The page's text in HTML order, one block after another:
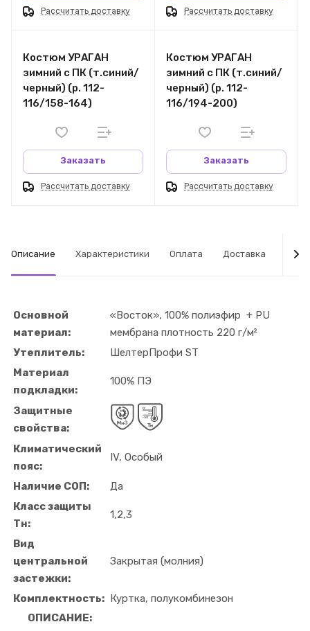
Рассчитать доставку Рассчитать доставку
Костюм УРАГАН
зимний с ПК (т.синий/
черный) (р. 112-
116/158-164)
Заказать
Рассчитать доставку
Костюм УРАГАН
зимний с ПК (т.синий/
черный) (р. 112-
116/194-200)
Заказать
Рассчитать доставку
Описание Характеристики Оплата Доставка
Основной
материал:
«Восток», 100% полиэфир + PU
мембрана плотность 220 г/м²
Утеплитель:
ШелтерПрофи ST
Материал
подкладки:
100% ПЭ
Защитные
свойства:
Климатический
пояс:
IV, Особый
Наличие СОП:
Да
Класс защиты
Тн:
1,2,3
Вид
центральной
застежки:
Закрытая (молния)
Комплектность: Куртка, полукомбинезон
ОПИСАНИЕ: